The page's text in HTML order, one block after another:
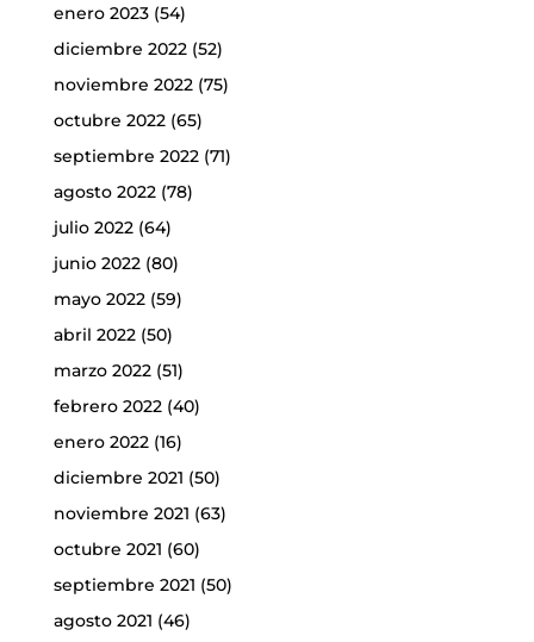
enero 2023(54)
diciembre 2022(52)
noviembre 2022(75)
octubre 2022(65)
septiembre 2022(71)
agosto 2022(78)
julio 2022(64)
junio 2022(80)
mayo 2022(59)
abril 2022(50)
marzo 2022(51)
febrero 2022(40)
enero 2022(16)
diciembre 2021 (50)
noviembre 2021 (63)
octubre 2021 (60)
septiembre 2021 (50)
agosto 2021 (46)